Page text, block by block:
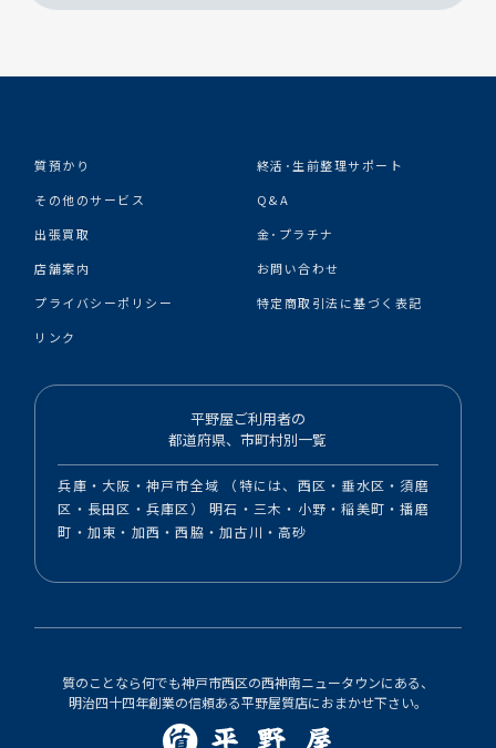
質預かり
終活･生前整理サポート
その他のサービス
Q&A
出張買取
金･プラチナ
店舗案内
お問い合わせ
プライバシーポリシー
特定商取引法に基づく表記
リンク
平野屋ご利用者の
都道府県、市町村別一覧
兵庫・大阪・神戸市全域 （特には、西区・垂水区・須磨
区・長田区・兵庫区） 明石・三木・小野・稲美町・播磨
町・加東・加西・西脇・加古川・高砂
質のことなら何でも神戸市西区の西神南ニュータウンにある、
明治四十四年創業の信頼ある平野屋質店におまかせ下さい。